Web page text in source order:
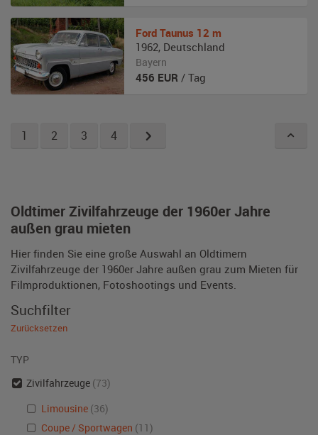
Oldtimer Zivilfahrzeuge der 1960er Jahre
außen grau mieten
Hier finden Sie eine große Auswahl an Oldtimern
Zivilfahrzeuge der 1960er Jahre außen grau zum Mieten für
Filmproduktionen, Fotoshootings und Events.
Ford Taunus 12 m
1962, Deutschland
Bayern
456 EUR / Tag
1 2 3 4
Suchfilter
Zurücksetzen
TYP
Zivilfahrzeuge (73)
Limousine (36)
Coupe / Sportwagen (11)